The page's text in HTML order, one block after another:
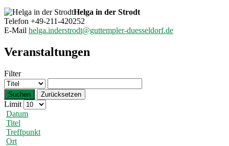
Helga in der Strodt
Telefon +49-211-420252
E-Mail
Veranstaltungen
Filter
Suchen Zurücksetzen
Limit
Datum
Titel
Treffpunkt
Ort